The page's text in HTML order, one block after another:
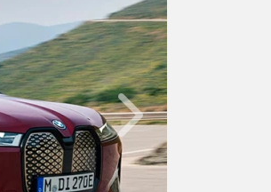
Próximo